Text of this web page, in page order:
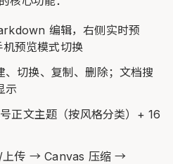
编辑，右侧实时预
预览模式切换
、切换、复制、删除；文档搜
示
正文主题（按风格分类）+ 16
上传 → Canvas 压缩 →